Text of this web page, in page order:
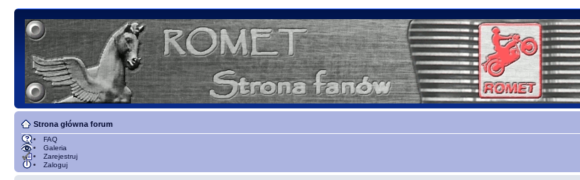
Strona główna forum
FAQ
Galeria
Zarejestruj
Zaloguj